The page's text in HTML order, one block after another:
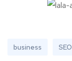
business SEO